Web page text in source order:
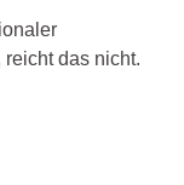
das nicht.